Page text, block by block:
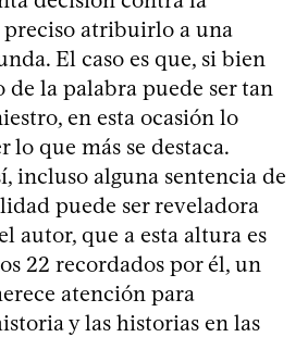
atribuirlo a una
El caso es que, si bien
de la palabra puede ser tan
en esta ocasión lo
lo que más se destaca.
incluso alguna sentencia de
puede ser reveladora
autor, que a esta altura es
22 recordados por él, un
atención para
y las historias en las